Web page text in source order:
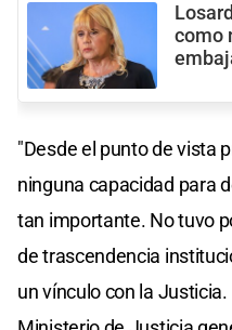
como
"Desde el punto de vista
ninguna capacidad para
tan importante. No tuvo
de trascendencia
un vínculo con la